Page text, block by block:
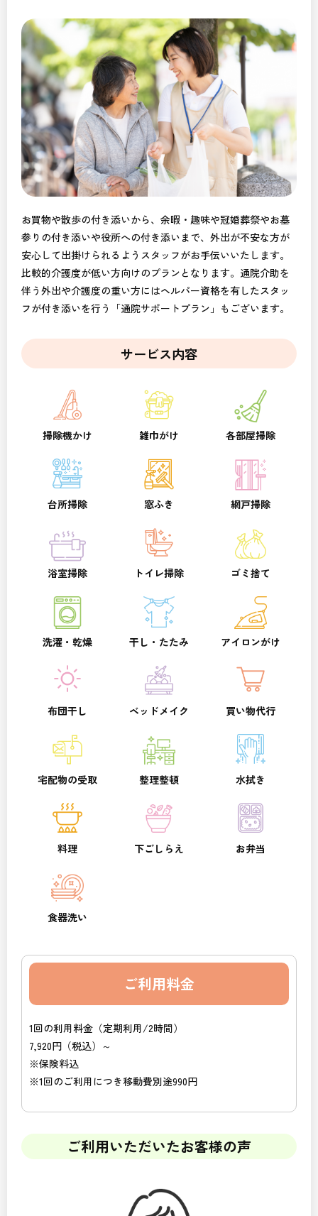
お買物や散歩の付き添いから、余暇・趣味や冠婚葬祭やお墓
参りの付き添いや役所への付き添いまで、外出が不安な方が
安心して出掛けられるようスタッフがお手伝いいたします。
比較的介護度が低い方向けのプランとなります。通院介助を
伴う外出や介護度の重い方にはヘルパー資格を有したスタッ
フが付き添いを行う「通院サポートプラン」もございます。
サービス内容
掃除機かけ 雑巾がけ 各部屋掃除
台所掃除 窓ふき 網戸掃除
浴室掃除 トイレ掃除 ゴミ捨て
洗濯・乾燥 干し・たたみ アイロンがけ
布団干し ベッドメイク 買い物代行
宅配物の受取 整理整頓 水拭き
料理 下ごしらえ お弁当
食器洗い
ご利用料金
1回の利用料金（定期利用/2時間）
7,920円（税込）～
※保険料込
※1回のご利用につき移動費別途990円
ご利用いただいたお客様の声